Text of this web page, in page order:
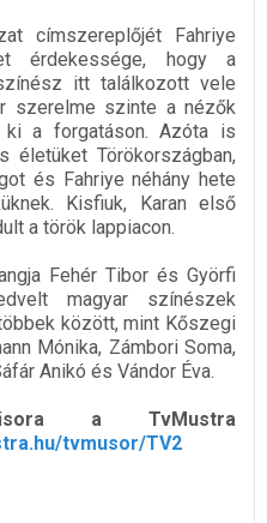
címszereplőjét Fahriye
érdekessége, hogy a
itt találkozott vele
szerelme szinte a nézők
ki a forgatáson. Azóta is
Törökországban,
és Fahriye néhány hete
Kisfiuk, Karan első
a török lappiacon.
Fehér Tibor és Györfi
magyar színészek
között, mint Kőszegi
Mónika, Zámbori Soma,
Anikó és Vándor Éva.
a TvMustra
tvmusor/TV2